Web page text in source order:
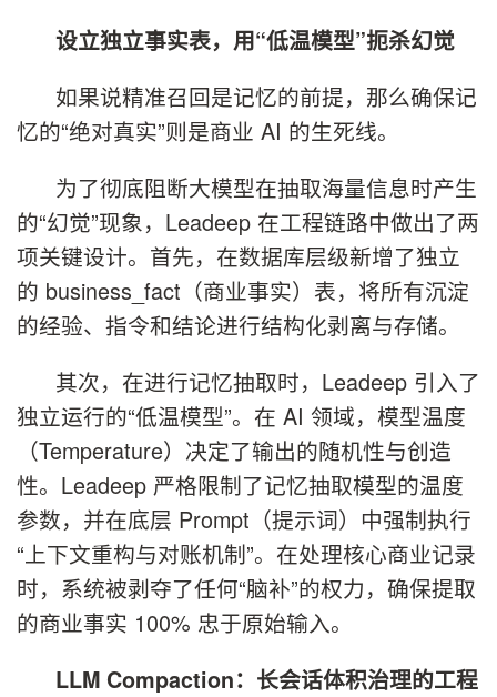
设立独立事实表，用“低温模型”扼杀幻觉
如果说精准召回是记忆的前提，那么确保记
忆的“绝对真实”则是商业 AI 的生死线。
为了彻底阻断大模型在抽取海量信息时产生
的“幻觉”现象，Leadeep 在工程链路中做出了两
项关键设计。首先，在数据库层级新增了独立
的 business_fact（商业事实）表，将所有沉淀
的经验、指令和结论进行结构化剥离与存储。
其次，在进行记忆抽取时，Leadeep 引入了
独立运行的“低温模型”。在 AI 领域，模型温度
（Temperature）决定了输出的随机性与创造
性。Leadeep 严格限制了记忆抽取模型的温度
参数，并在底层 Prompt（提示词）中强制执行
“上下文重构与对账机制”。在处理核心商业记录
时，系统被剥夺了任何“脑补”的权力，确保提取
的商业事实 100% 忠于原始输入。
LLM Compaction：长会话体积治理的工程